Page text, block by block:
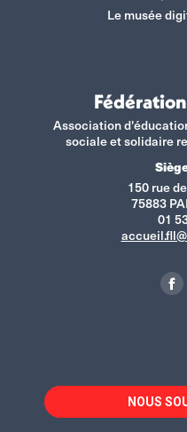
Le musée
Association
sociale et solidaire
150 rue
75883
01
La
NOUS